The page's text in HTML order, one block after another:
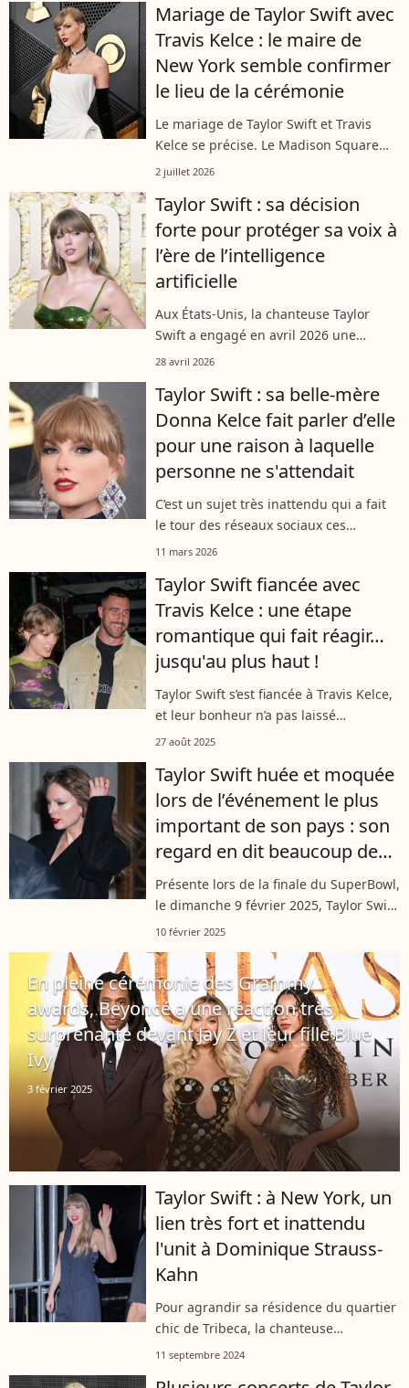
Mariage de Taylor Swift avec
Travis Kelce : le maire de
New York semble confirmer
le lieu de la cérémonie
Le mariage de Taylor Swift et Travis
Kelce se précise. Le Madison Square
Garden, à New York, serait en pleins
ce week-end. Interrogé sur le...
2 juillet 2026
Taylor Swift : sa décision
forte pour protéger sa voix à
l’ère de l’intelligence
artificielle
Aux États-Unis, la chanteuse Taylor
Swift a engagé en avril 2026 une
démarche auprès de l’USPTO pour
dérives de l’intelligence artificielle.
Elle...
28 avril 2026
Taylor Swift : sa belle-mère
Donna Kelce fait parler d’elle
pour une raison à laquelle
personne ne s'attendait
C’est un sujet très inattendu qui a fait
le tour des réseaux sociaux ces
derniers jours. La belle-mère de Taylor
suite d'une publication par...
11 mars 2026
Taylor Swift fiancée avec
Travis Kelce : une étape
romantique qui fait réagir…
jusqu'au plus haut !
Taylor Swift s’est fiancée à Travis Kelce,
et leur bonheur n’a pas laissé
indifférent… jusque dans les hautes
surpris en adressant ses vœux de
chance...
27 août 2025
Taylor Swift huée et moquée
lors de l’événement le plus
important de son pays : son
regard en dit beaucoup de
son inconfort au SuperBowl
Présente lors de la finale du SuperBowl,
le dimanche 9 février 2025, Taylor Swift
a été huée par le public de la Nouvelle-
gênée, a présenté un...
10 février 2025
En pleine cérémonie des Grammy
awards, Beyoncé a une réaction très
surprenante devant Jay Z et leur fille Blue
Ivy
3 février 2025
Taylor Swift : à New York, un
lien très fort et inattendu
l'unit à Dominique Strauss-
Kahn
Pour agrandir sa résidence du quartier
chic de Tribeca, la chanteuse
américaine a racheté en 2017 une
11 septembre 2024